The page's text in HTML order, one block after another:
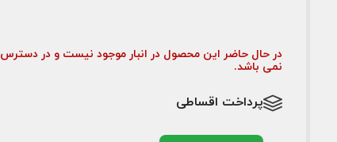
در حال حاضر این محصول در انبار موجود نیست و در دسترس
نمی باشد.
پرداخت اقساطی